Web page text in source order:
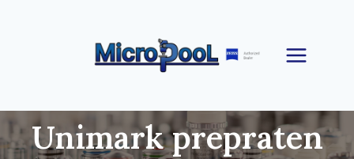
Unimark prepraten